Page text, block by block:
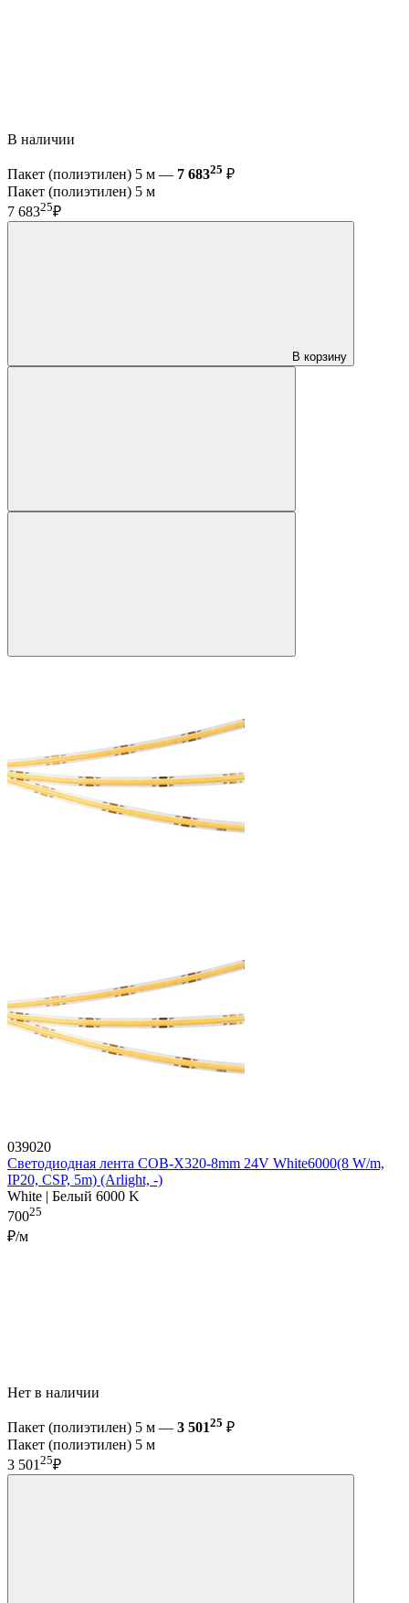
В наличии
Пакет (полиэтилен) 5 м — 7 68325 ₽
Пакет (полиэтилен) 5 м
7 68325₽
В корзину
039020
Светодиодная лента COB-X320-8mm 24V White6000(8 W/m,
IP20, CSP, 5m) (Arlight, -)
White | Белый 6000 K
70025
₽/м
Нет в наличии
Пакет (полиэтилен) 5 м — 3 50125 ₽
Пакет (полиэтилен) 5 м
3 50125₽